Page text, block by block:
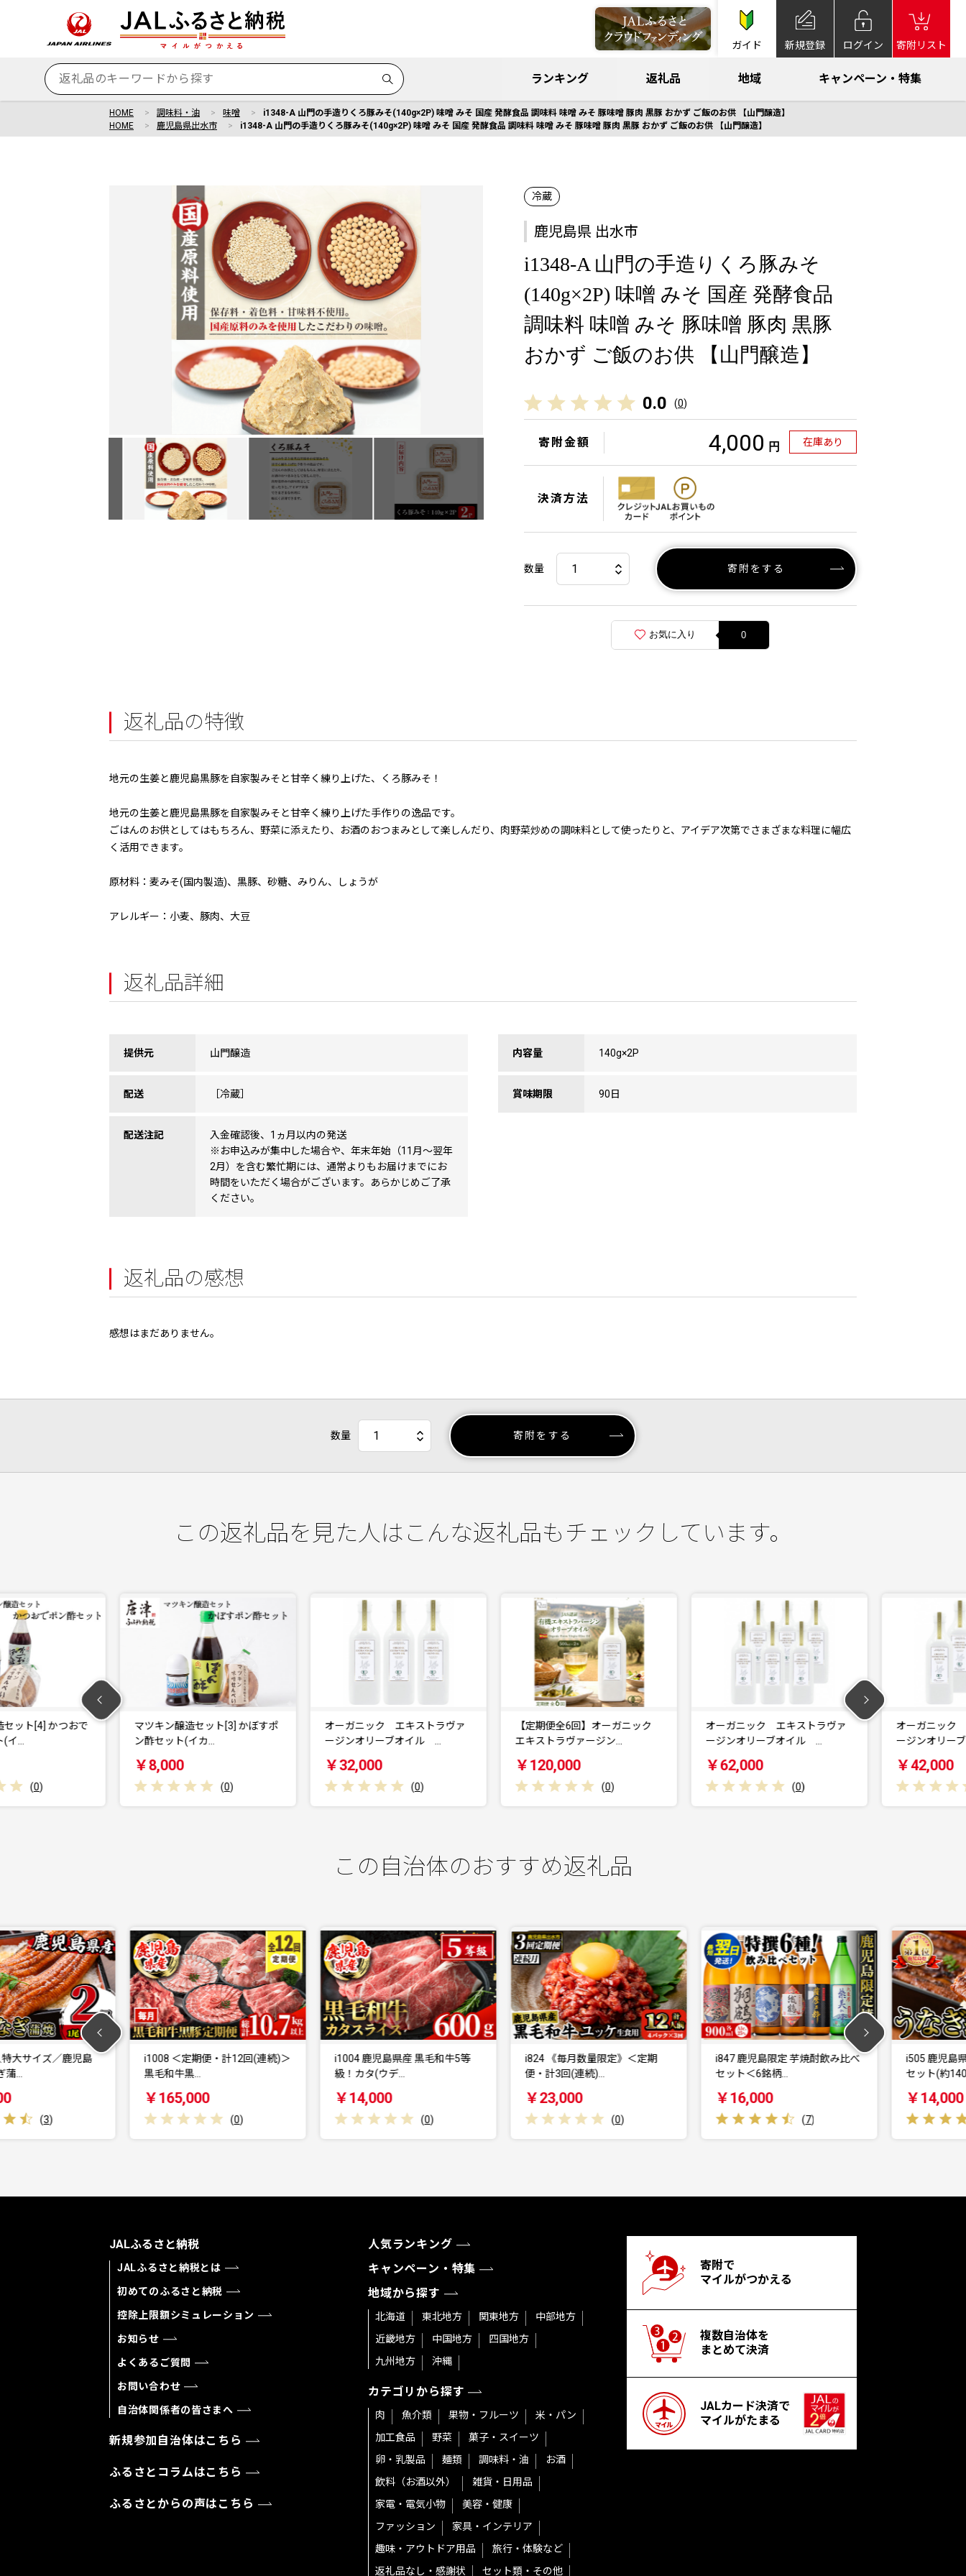
ガイド 新規登録 ログイン 寄附リスト
ランキング 返礼品 地域 キャンペーン・特集
HOME 調味料・油 味噌
i1348-A 山門の手造りくろ豚みそ(140g×2P) 味噌 みそ 国産 発酵食品 調味料 味噌 みそ 豚味噌 豚肉 黒豚 おかず ご飯のお供 【山門醸造】
HOME
鹿児島県出水市 i1348-A 山門の手造りくろ豚みそ(140g×2P) 味噌 みそ 国産 発酵食品 調味料 味噌 みそ 豚味噌 豚肉 黒豚 おかず ご飯のお供 【山門醸造】
冷蔵
鹿児島県 出水市
i1348-A 山門の手造りくろ豚みそ
(140g×2P) 味噌 みそ 国産 発酵食品
調味料 味噌 みそ 豚味噌 豚肉 黒豚
おかず ご飯のお供 【山門醸造】
0.0 (0)
寄附金額 4,000 円 在庫あり
決済方法
数量 寄附をする
お気に入り 0
返礼品の特徴
地元の生姜と鹿児島黒豚を自家製みそと甘辛く練り上げた、くろ豚みそ！
地元の生姜と鹿児島黒豚を自家製みそと甘辛く練り上げた手作りの逸品です。
ごはんのお供としてはもちろん、野菜に添えたり、お酒のおつまみとして楽しんだり、肉野菜炒めの調味料として使ったりと、アイデア次第でさまざまな料理に幅広
く活用できます。
原材料：麦みそ(国内製造)、黒豚、砂糖、みりん、しょうが
アレルギー：小麦、豚肉、大豆
返礼品詳細
提供元 山門醸造
配送 ［冷蔵］
配送注記
入金確認後、1ヵ月以内の発送
※お申込みが集中した場合や、年末年始（11月～翌年
2月）を含む繁忙期には、通常よりもお届けまでにお
時間をいただく場合がございます。あらかじめご了承
ください。
内容量 140g×2P
賞味期限 90日
返礼品の感想
感想はまだありません。
数量 寄附をする
この返礼品を見た人はこんな返礼品もチェックしています。
ット[4] かつおで
…
( )
マツキン醸造セット[3] かぼすポ
ン酢セット(イカ…
￥8,000
( )
オーガニック エキストラヴァ
ージンオリーブオイル …
￥32,000
( )
【定期便全6回】オーガニック
エキストラヴァージン…
￥120,000
( )
オーガニック エキストラヴァ
ージンオリーブオイル …
￥62,000
( )
オーガニック
ージンオリーブ
￥42,000
この自治体のおすすめ返礼品
イズ／鹿児島
(3)
i1008 ＜定期便・計12回(連続)＞
黒毛和牛黒…
￥165,000
(0)
i1004 鹿児島県産 黒毛和牛5等
級！カタ(ウデ…
￥14,000
(0)
i824 《毎月数量限定》＜定期
便・計3回(連続)…
￥23,000
(0)
i847 鹿児島限定 芋焼酎飲み比べ
セット＜6銘柄…
￥16,000
(7)
i505 鹿児島県産
セット(約140…
￥14,000
JALふるさと納税
JALふるさと納税とは
初めてのふるさと納税
控除上限額シミュレーション
お知らせ
よくあるご質問
お問い合わせ
自治体関係者の皆さまへ
新規参加自治体はこちら
ふるさとコラムはこちら
ふるさとからの声はこちら
人気ランキング
キャンペーン・特集
地域から探す
北海道 東北地方 関東地方
中部地方
近畿地方
中国地方
四国地方
九州地方
沖縄
カテゴリから探す
肉 魚介類 果物・フルーツ
米・パン
加工食品
野菜
菓子・スイーツ
卵・乳製品
麺類 調味料・油
お酒
飲料（お酒以外）
雑貨・日用品
家電・電気小物
美容・健康
ファッション
家具・インテリア
趣味・アウトドア用品
旅行・体験など
返礼品なし・感謝状
セット類・その他
寄附で
マイルがつかえる
複数自治体を
まとめて決済
JALカード決済で
マイルがたまる